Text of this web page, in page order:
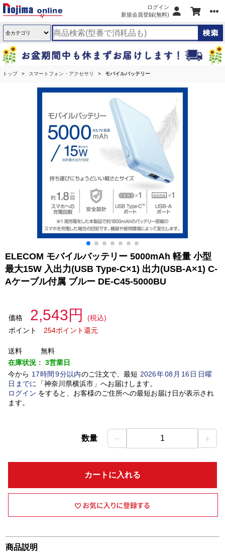
ログイン
新規会員登録(無料)
トップ スマートフォン・アクセサリ モバイルバッテリー
ELECOM モバイルバッテリー 5000mAh 軽量 小型
最大15W 入出力(USB Type-C×1) 出力(USB-A×1) C-
Aケーブル付属 ブルー DE-C45-5000BU
価格 2,543円
(税込)
ポイント
254ポイント還元
送料
無料
在庫状況： 3営業日
今から 17時間 9分以内のご注文で、最短 2026年08 月 16日日曜
日 までに 「神奈川県横浜市」 へお届けします。
ログイン をすると、お客様のご住所への最短お届け日が表示され
ます。
数量 － 1 ＋
カートに入れる
商品説明